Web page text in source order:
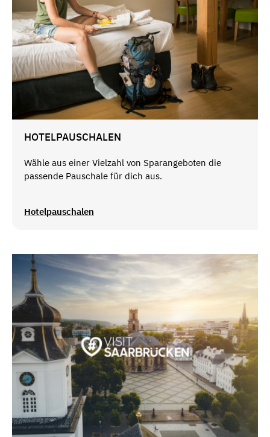
HOTELPAUSCHALEN
Wähle aus einer Vielzahl von Sparangeboten die
passende Pauschale für dich aus.
Hotelpauschalen